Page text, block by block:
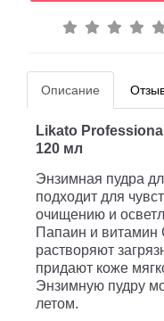
Описание
Likato
120 мл
Энзимная пудра
подходит для
очищению и
Папаин и витамин
растворяют
придают коже
Энзимную пудру
летом.